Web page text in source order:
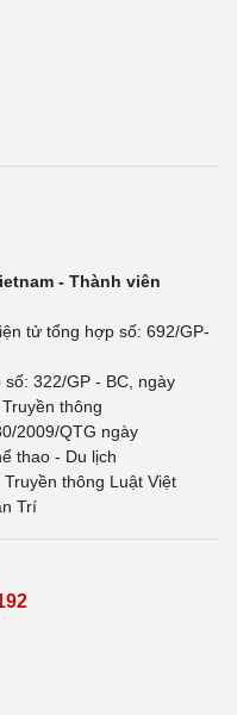
- Thành viên
tử tổng hợp số: 692/GP-
322/GP - BC, ngày
thông
2009/QTG ngày
thao - Du lịch
thông Luật Việt
Trí